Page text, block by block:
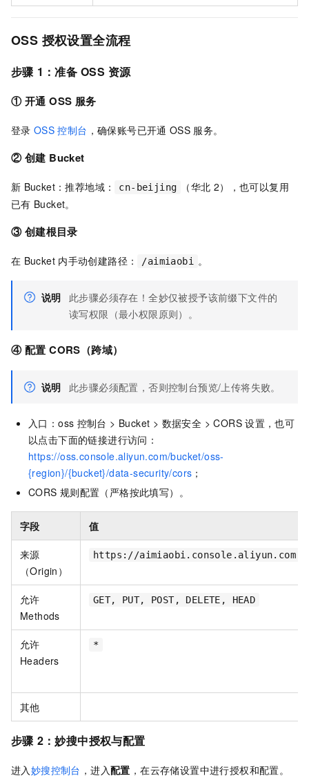
OSS 授权设置全流程
步骤 1：准备 OSS 资源
① 开通 OSS 服务
登录 OSS 控制台 ，确保账号已开通 OSS 服务。
② 创建 Bucket
新 Bucket：推荐地域： cn-beijing （华北 2），也可以复用
已有 Bucket。
③ 创建根目录
在 Bucket 内手动创建路径： /aimiaobi 。
说明
此步骤必须存在！全妙仅被授予该前缀下文件的
读写权限（最小权限原则）。
④ 配置 CORS（跨域）
说明 此步骤必须配置，否则控制台预览/上传将失败。
入口：oss 控制台 > Bucket > 数据安全 > CORS 设置，也可
以点击下面的链接进行访问：
https://oss.console.aliyun.com/bucket/oss-
{region}/{bucket}/data-security/cors ；
CORS 规则配置（严格按此填写）。
字段 值
来源
（Origin）
https://aimiaobi.console.aliyun.com
允许
Methods
GET, PUT, POST, DELETE, HEAD
允许
Headers
*
其他
步骤 2：妙搜中授权与配置
进入 妙搜控制台 ，进入配置 ，在云存储设置中进行授权和配置。